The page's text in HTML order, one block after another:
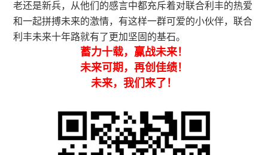
老还是新兵，从他们的感言中都充斥着对联合利丰的热爱
和一起拼搏未来的激情，有这样一群可爱的小伙伴，联合
利丰未来十年路就有了更加坚固的基石。
蓄力十载，赢战未来！
未来可期，再创佳绩！
未来，我们来了！